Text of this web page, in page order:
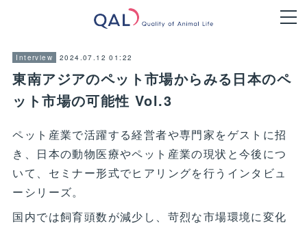
Interview 2024.07.12 01:22
東南アジアのペット市場からみる日本のペ
ット市場の可能性 Vol.3
ペット産業で活躍する経営者や専門家をゲストに招
き、日本の動物医療やペット産業の現状と今後につ
いて、セミナー形式でヒアリングを行うインタビュ
ーシリーズ。
国内では飼育頭数が減少し、苛烈な市場環境に変化